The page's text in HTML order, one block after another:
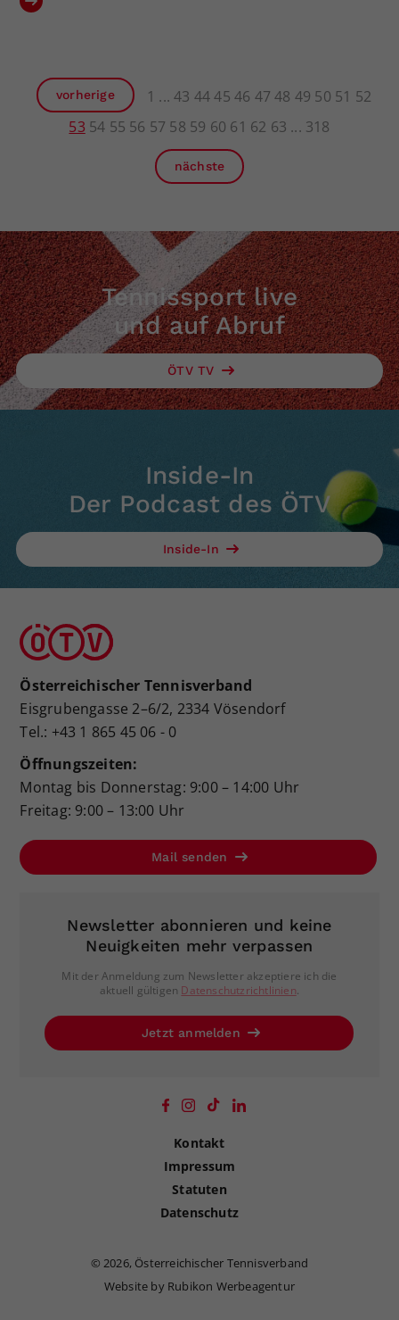
vorherige 1 43 4445 46 47 48 49 50 51 52
53 54 55 56 57 58 59 60 61 62 63 318
nächste
Tennissport live
und auf Abruf
ÖTV TV
Inside-In
Der Podcast des ÖTV
Inside-In
Österreichischer Tennisverband
Eisgrubengasse 2–6/2, 2334 Vösendorf
Tel.: +43 1 865 45 06 - 0
Öffnungszeiten:
Montag bis Donnerstag: 9:00 – 14:00 Uhr
Freitag: 9:00 – 13:00 Uhr
Mail senden
Newsletter abonnieren und keine
Neuigkeiten mehr verpassen
Mit der Anmeldung zum Newsletter akzeptiere ich die
aktuell gültigen Datenschutzrichtlinien.
Jetzt anmelden
Kontakt
Impressum
Statuten
Datenschutz
©2026, Österreichischer Tennisverband
Website by Rubikon Werbeagentur